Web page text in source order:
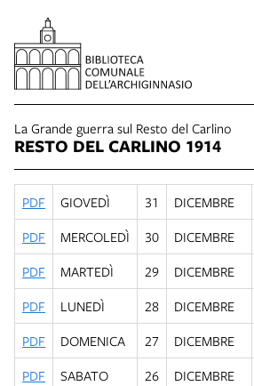
La Grande guerra sul Resto del Carlino
RESTO DEL CARLINO 1914
PDF GIOVEDÌ 31 DICEMBRE
PDF
MERCOLEDÌ 30 DICEMBRE
PDF
MARTEDÌ 29 DICEMBRE
PDF
LUNEDÌ 28 DICEMBRE
PDF
DOMENICA 27 DICEMBRE
PDF
SABATO 26 DICEMBRE